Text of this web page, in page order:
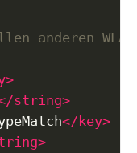
anderen
string>
</key>